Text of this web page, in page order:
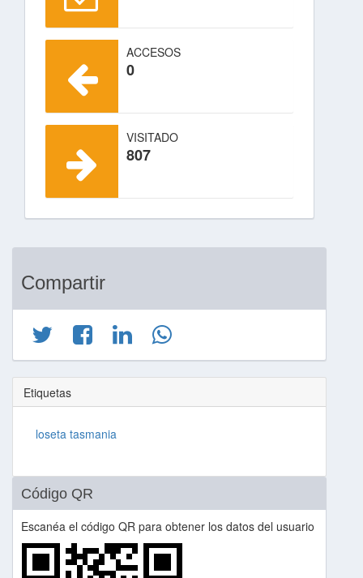
ACCESOS
0
VISITADO
807
Compartir
Etiquetas
loseta tasmania
Código QR
Escanéa el código QR para obtener los datos del usuario